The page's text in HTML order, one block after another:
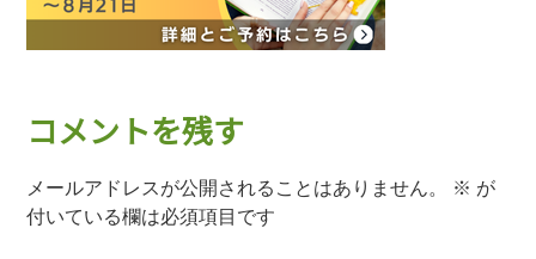
コメントを残す
メールアドレスが公開されることはありません。 ※ が
付いている欄は必須項目です